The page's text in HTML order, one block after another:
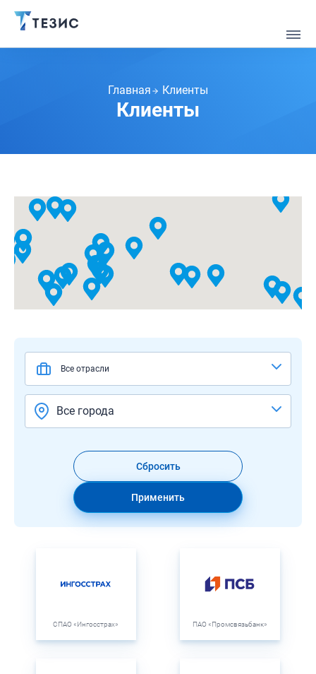
Главная Клиенты
Клиенты
Все отрасли
Все города
Сбросить
Применить
СПАО «Ингосстрах» ПАО «Промсвязьбанк»